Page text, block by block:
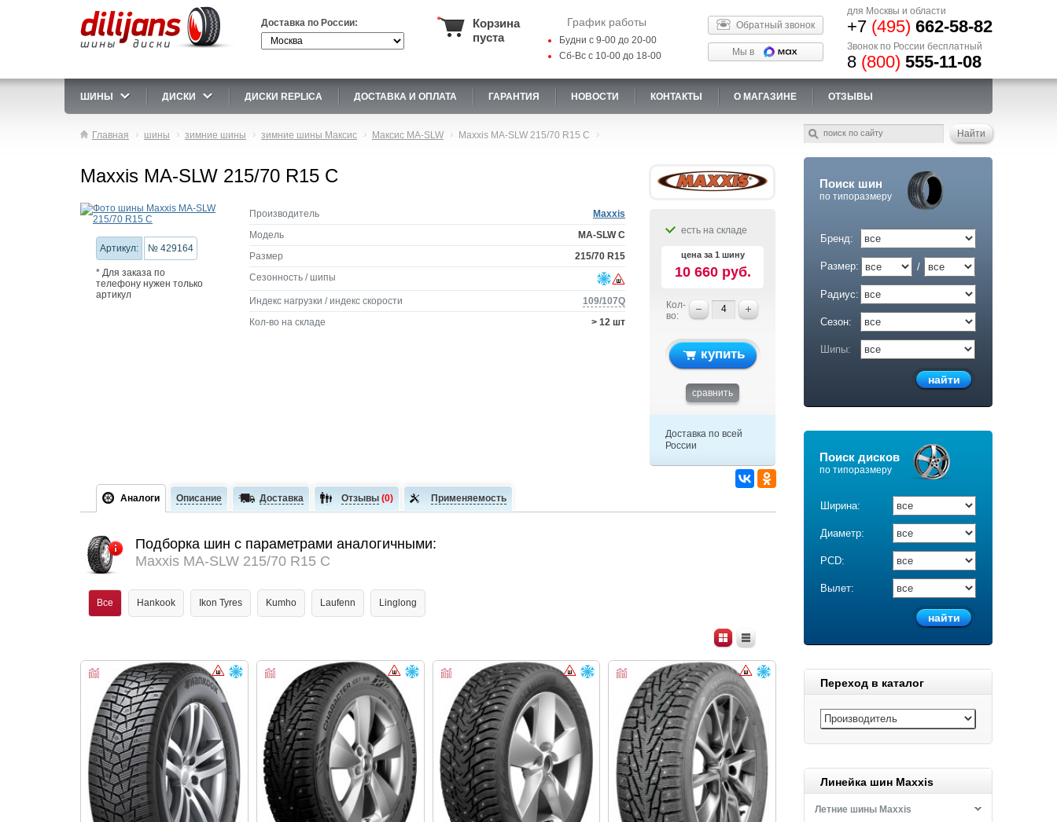
Доставка по России:
Корзина
пуста
График работы
Будни с 9-00 до 20-00
Сб-Вс с 10-00 до 18-00
Обратный звонок
Мы в
для Москвы и области
+7 (495) 662-58-82
Звонок по России бесплатный
8 (800) 555-11-08
ШИНЫ ДИСКИ ДИСКИ REPLICA ДОСТАВКА И ОПЛАТА ГАРАНТИЯ НОВОСТИ КОНТАКТЫ О МАГАЗИНЕ ОТЗЫВЫ
Главная шины зимние шины зимние шины Максис Максис MA-SLW Maxxis MA-SLW 215/70 R15 C
Поиск шин
по типоразмеру
Бренд:
Размер: /
Радиус:
Сезон:
Шипы:
Поиск дисков
по типоразмеру
Ширина:
Диаметр:
PCD:
Вылет:
Переход в каталог
Линейка шин Maxxis
Летние шины Maxxis
Maxxis MA-SLW 215/70 R15 C
Артикул: № 429164
* Для заказа по
телефону нужен только
артикул
есть на складе
цена за 1 шину
10 660 руб.
Кол-
во:
купить
сравнить
Доставка по всей
России
Производитель
Maxxis
Модель
MA-SLW C
Размер
215/70 R15
Сезонность / шипы
Индекс нагрузки / индекс скорости
109/107Q
Кол-во на складе
> 12 шт
Аналоги Описание Доставка Отзывы (0) Применяемость
Подборка шин с параметрами аналогичными:
Maxxis MA-SLW 215/70 R15 C
Все Hankook Ikon Tyres Kumho Laufenn Linglong